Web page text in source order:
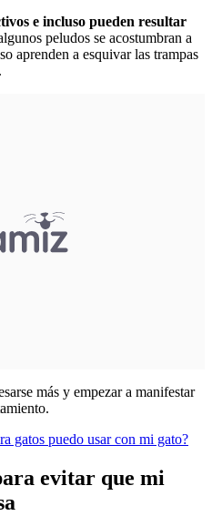
e incluso pueden resultar
peludos se acostumbran a
aprenden a esquivar las trampas
más y empezar a manifestar
gatos puedo usar con mi gato?
evitar que mi